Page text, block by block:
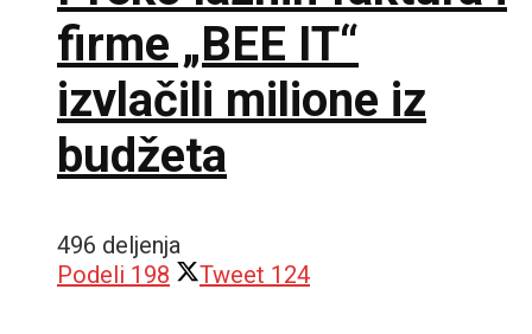
firme „BEE IT“
izvlačili milione iz
budžeta
496 deljenja
Podeli 198 Tweet 124